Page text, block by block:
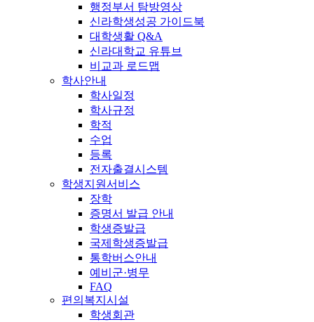
행정부서 탐방영상
신라학생성공 가이드북
대학생활 Q&A
신라대학교 유튜브
비교과 로드맵
학사안내
학사일정
학사규정
학적
수업
등록
전자출결시스템
학생지원서비스
장학
증명서 발급 안내
학생증발급
국제학생증발급
통학버스안내
예비군·병무
FAQ
편의복지시설
학생회관